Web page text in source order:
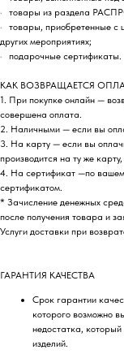
· товары из раздела
· товары, приобретенные с
других мероприятиях;
· подарочные сертификаты.
КАК ВОЗВРАЩАЕТСЯ
1. При покупке онлайн —
совершена оплата.
2. Наличными — если вы
3. На карту — если вы
производится на ту же
4. На сертификат —по
сертификатом.
* Зачисление денежных
после получения товара и
Услуги доставки при
ГАРАНТИЯ КАЧЕСТВА
Срок гарантии
которого возможно
недостатка,
изделий.